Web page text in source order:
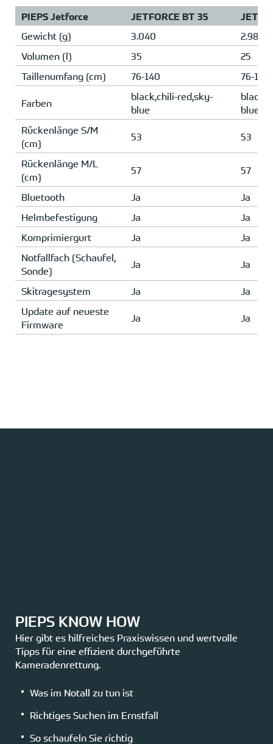
PIEPS Jetforce JETFORCE BT 35
Gewicht (g)
3.040
2.980
Volumen (l)
35
25
Taillenumfang (cm)
76-140 76-140
Farben
black,chili-red,sky-
blue
blue
Rückenlänge S/M
(cm)
53 53
Rückenlänge M/L
(cm)
57 57
Bluetooth Ja
Ja
Helmbefestigung
Ja
Ja
Komprimiergurt
Ja
Ja
Notfallfach (Schaufel,
Sonde)
Ja Ja
Skitragesystem Ja
Ja
Update auf neueste
Firmware
Ja Ja
PIEPS KNOW HOW
Hier gibt es hilfreiches Praxiswissen und wertvolle
Tipps für eine effizient durchgeführte
Kameradenrettung.
Was im Notall zu tun ist
Richtiges Suchen im Ernstfall
So schaufeln Sie richtig